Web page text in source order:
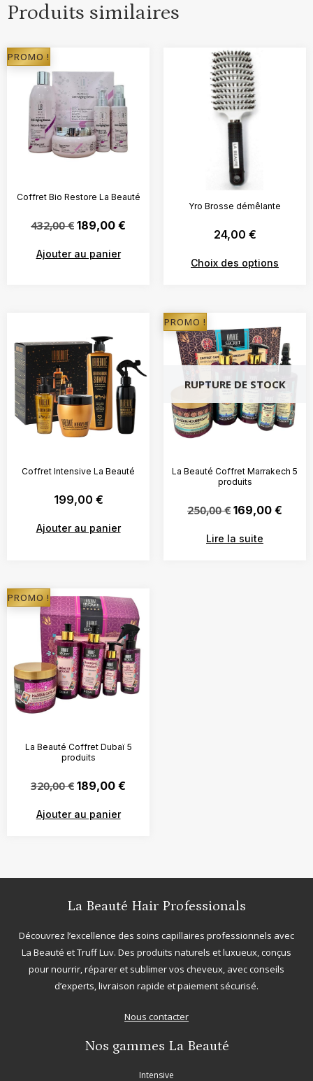
Produits similaires
PROMO !
Coffret Bio Restore La Beauté
432,00€ 189,00 €
Ajouter au panier
Yro Brosse démêlante
24,00 €
Choix des options
Coffret Intensive La Beauté
199,00 €
Ajouter au panier
RUPTURE DE STOCK
PROMO !
La Beauté Coffret Marrakech 5
produits
250,00€ 169,00 €
Lire la suite
PROMO !
La Beauté Coffret Dubaï 5
produits
320,00€ 189,00 €
Ajouter au panier
La Beauté Hair Professionals
Découvrez l’excellence des soins capillaires professionnels avec
La Beauté etTruff Luv. Des produits naturels et luxueux, conçus
pour nourrir, réparer et sublimer vos cheveux, avec conseils
d’experts, livraison rapide et paiement sécurisé.
Nous contacter
Nos gammes La Beauté
Intensive